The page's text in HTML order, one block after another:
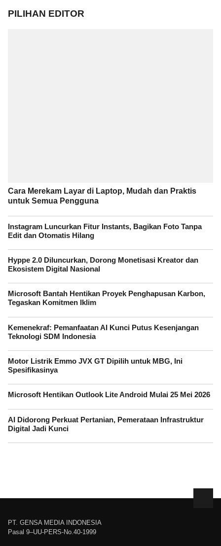
PILIHAN EDITOR
Cara Merekam Layar di Laptop, Mudah dan Praktis
untuk Semua Pengguna
Instagram Luncurkan Fitur Instants, Bagikan Foto Tanpa
Edit dan Otomatis Hilang
Hyppe 2.0 Diluncurkan, Dorong Monetisasi Kreator dan
Ekosistem Digital Nasional
Microsoft Bantah Hentikan Proyek Penghapusan Karbon,
Tegaskan Komitmen Iklim
Kemenekraf: Pemanfaatan AI Kunci Putus Kesenjangan
Teknologi SDM Indonesia
Motor Listrik Emmo JVX GT Dipilih untuk MBG, Ini
Spesifikasinya
Microsoft Hentikan Outlook Lite Android Mulai 25 Mei 2026
AI Didorong Perkuat Pertanian, Pemerataan Infrastruktur
Digital Jadi Kunci
PT. GENSA MEDIA INDONESIA
Pasal 9–UU-PERS-No.40-1999